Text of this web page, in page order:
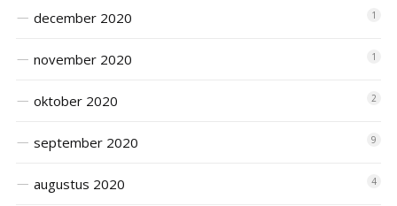
december 2020 1
november 2020 1
oktober 2020 2
september 2020 9
augustus 2020 4